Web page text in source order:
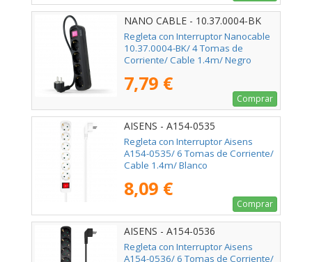
NANO CABLE - 10.37.0004-BK
Regleta con Interruptor Nanocable
10.37.0004-BK/ 4 Tomas de
Corriente/ Cable 1.4m/ Negro
7,79 €
Comprar
AISENS - A154-0535
Regleta con Interruptor Aisens
A154-0535/ 6 Tomas de Corriente/
Cable 1.4m/ Blanco
8,09 €
Comprar
AISENS - A154-0536
Regleta con Interruptor Aisens
A154-0536/ 6 Tomas de Corriente/